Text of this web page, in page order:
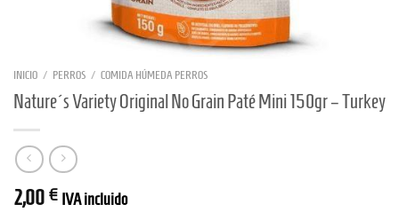
INICIO / PERROS / COMIDA HÚMEDA PERROS
Nature´s Variety Original No Grain Paté Mini 150gr – Turkey
2,00 € IVA incluido